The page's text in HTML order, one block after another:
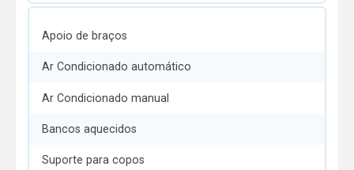
Apoio de braços
Ar Condicionado automático
Ar Condicionado manual
Bancos aquecidos
Suporte para copos